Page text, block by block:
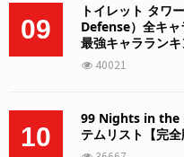
09
トイレット タワ
Defense）全キャ
最強キャララン
40021
10
99 Nights in the
テムリスト【完全